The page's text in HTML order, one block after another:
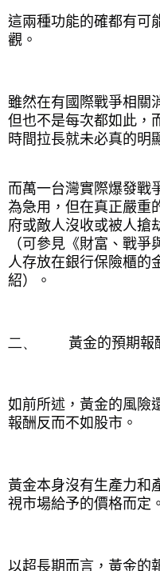
這兩種功能的確都有可
觀。
雖然在有國際戰爭相關
但也不是每次都如此，
時間拉長就未必真的明
而萬一台灣實際爆發戰
為急用，但在真正嚴重
府或敵人沒收或被人搶
（可參見《財富、戰
人存放在銀行保險櫃的
紹）。
二、 黃金的預期報
如前所述，黃金的風險
報酬反而不如股市。
黃金本身沒有生產力和
視市場給予的價格而定。
以超長期而言，黃金的